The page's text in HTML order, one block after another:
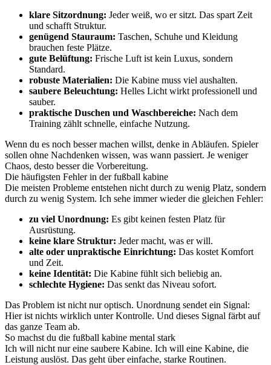
klare Sitzordnung: Jeder weiß, wo er sitzt. Das spart Zeit
und schafft Struktur.
genügend Stauraum: Taschen, Schuhe und Kleidung
brauchen feste Plätze.
gute Belüftung: Frische Luft ist kein Luxus, sondern
Standard.
robuste Materialien: Die Kabine muss viel aushalten.
saubere Beleuchtung: Helles Licht wirkt professionell und
sauber.
praktische Duschen und Waschbereiche: Nach dem
Training zählt schnelle, einfache Nutzung.
Wenn du es noch besser machen willst, denke in Abläufen. Spieler
sollen ohne Nachdenken wissen, was wann passiert. Je weniger
Chaos, desto besser die Vorbereitung.
Die häufigsten Fehler in der fußball kabine
Die meisten Probleme entstehen nicht durch zu wenig Platz, sondern
durch zu wenig System. Ich sehe immer wieder die gleichen Fehler:
zu viel Unordnung: Es gibt keinen festen Platz für
Ausrüstung.
keine klare Struktur: Jeder macht, was er will.
alte oder unpraktische Einrichtung: Das kostet Komfort
und Zeit.
keine Identität: Die Kabine fühlt sich beliebig an.
schlechte Hygiene: Das senkt das Niveau sofort.
Das Problem ist nicht nur optisch. Unordnung sendet ein Signal:
Hier ist nichts wirklich unter Kontrolle. Und dieses Signal färbt auf
das ganze Team ab.
So machst du die fußball kabine mental stark
Ich will nicht nur eine saubere Kabine. Ich will eine Kabine, die
Leistung auslöst. Das geht über einfache, starke Routinen.